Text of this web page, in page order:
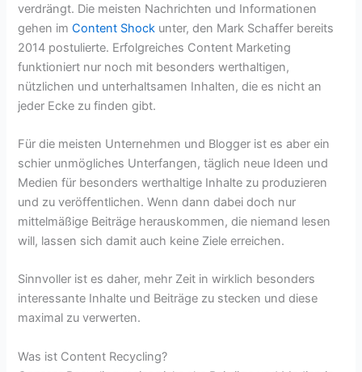
verdrängt. Die meisten Nachrichten und Informationen
gehen imContent Shock unter, den Mark Schaffer bereits
2014 postulierte. Erfolgreiches Content Marketing
funktioniert nur noch mit besonders werthaltigen,
nützlichen und unterhaltsamen Inhalten, die es nicht an
jeder Ecke zu finden gibt.
Für die meisten Unternehmen und Blogger ist es aber ein
schier unmögliches Unterfangen, täglich neue Ideen und
Medien für besonders werthaltige Inhalte zu produzieren
und zu veröffentlichen. Wenn dann dabei doch nur
mittelmäßige Beiträge herauskommen, die niemand lesen
will, lassen sich damit auch keine Ziele erreichen.
Sinnvoller ist es daher, mehr Zeit in wirklich besonders
interessante Inhalte und Beiträge zu stecken und diese
maximal zu verwerten.
Was ist Content Recycling?